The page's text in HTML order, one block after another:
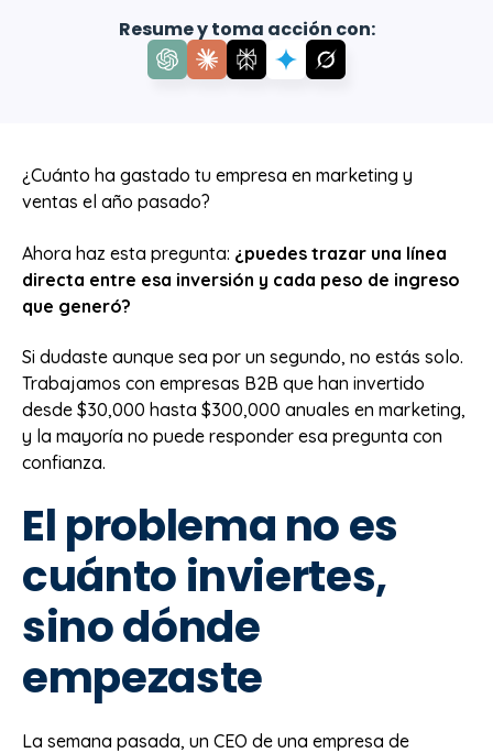
Resume y toma acción con:
¿Cuánto ha gastado tu empresa en marketing y
ventas el año pasado?
Ahora haz esta pregunta: ¿puedes trazar una línea
directa entre esa inversión y cada peso de ingreso
que generó?
Si dudaste aunque sea por un segundo, no estás solo.
Trabajamos con empresas B2B que han invertido
desde $30,000 hasta $300,000 anuales en marketing,
y la mayoría no puede responder esa pregunta con
confianza.
El problema no es
cuánto inviertes,
sino dónde
empezaste
La semana pasada, un CEO de una empresa de